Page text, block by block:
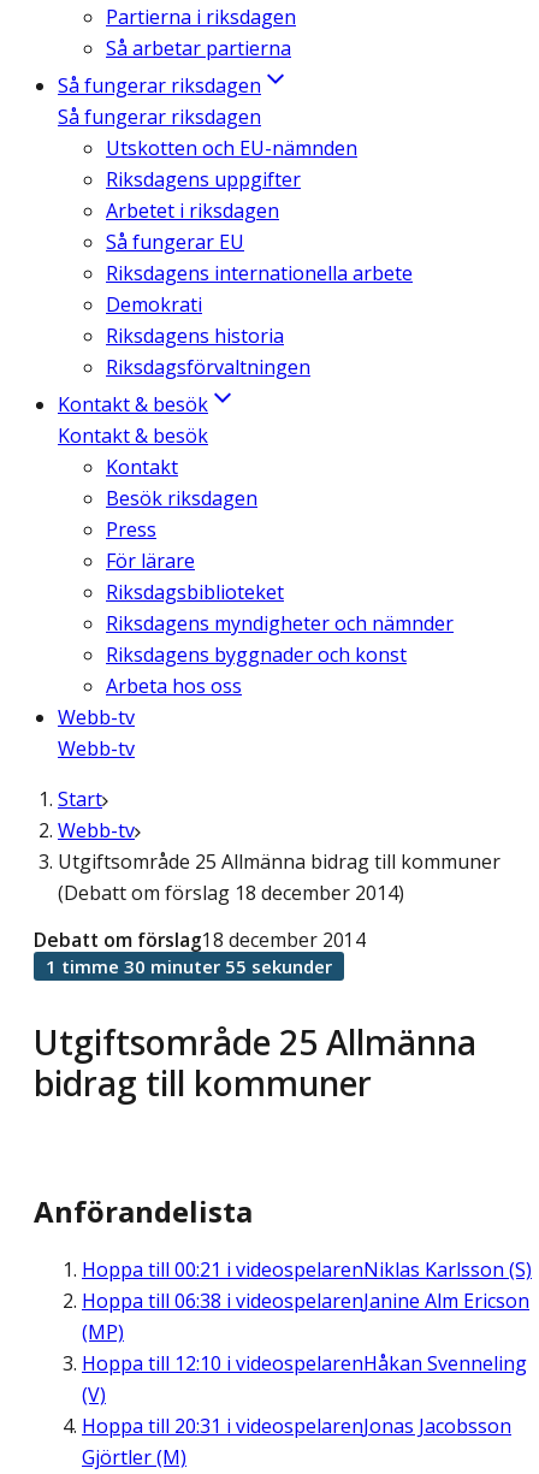
Partierna i riksdagen
Så arbetar partierna
Så fungerar riksdagen
Så fungerar riksdagen
Utskotten och EU-nämnden
Riksdagens uppgifter
Arbetet i riksdagen
Så fungerar EU
Riksdagens internationella arbete
Demokrati
Riksdagens historia
Riksdagsförvaltningen
Kontakt & besök
Kontakt & besök
Kontakt
Besök riksdagen
Press
För lärare
Riksdagsbiblioteket
Riksdagens myndigheter och nämnder
Riksdagens byggnader och konst
Arbeta hos oss
Webb-tv
Webb-tv
Start
Webb-tv
Utgiftsområde 25 Allmänna bidrag till kommuner
(Debatt om förslag 18 december 2014)
Utgiftsområde 25 Allmänna
bidrag till kommuner
Debatt om förslag18 december 2014
1 timme 30 minuter 55 sekunder
Anförandelista
Hoppa till 00:21 i videospelarenNiklas Karlsson (S)
Hoppa till 06:38 i videospelarenJanine Alm Ericson
(MP)
Hoppa till 12:10 i videospelarenHåkan Svenneling
(V)
Hoppa till 20:31 i videospelarenJonas Jacobsson
Gjörtler (M)